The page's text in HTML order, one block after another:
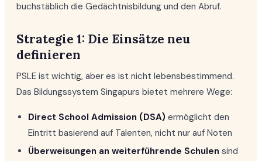
buchstäblich die Gedächtnisbildung und den Abruf.
Strategie 1: Die Einsätze neu
definieren
PSLE ist wichtig, aber es ist nicht lebensbestimmend.
Das Bildungssystem Singapurs bietet mehrere Wege:
Direct School Admission (DSA) ermöglicht den
Eintritt basierend auf Talenten, nicht nur auf Noten
Überweisungen an weiterführende Schulen sind